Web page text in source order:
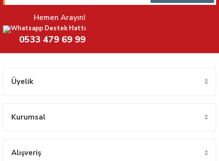
Hemen Arayın!
Whatsapp Destek Hattı
0533 479 69 99
Üyelik
Kurumsal
Alışveriş